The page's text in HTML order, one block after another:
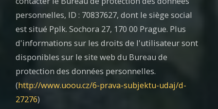
personnelles, ID : 70837627, dont le siège social
est situé Pplk. Sochora 27, 170 00 Prague. Plus
d'informations sur les droits de l'utilisateur sont
disponibles sur le site web du Bureau de
protection des données personnelles.
(http://www.uoou.cz/6-prava-subjektu-udaj/d-
27276)